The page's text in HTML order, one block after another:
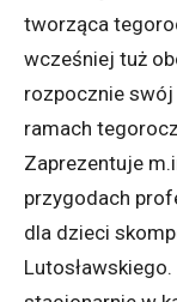
tworząca
wcześniej tuż
rozpocznie swój
ramach
Zaprezentuje
przygodach
dla dzieci